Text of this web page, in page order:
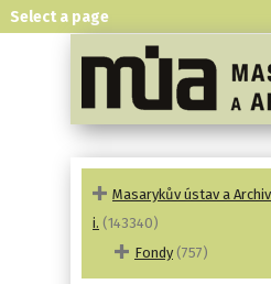
Masarykův ústav a Archiv
i. (143340)
Fondy (757)